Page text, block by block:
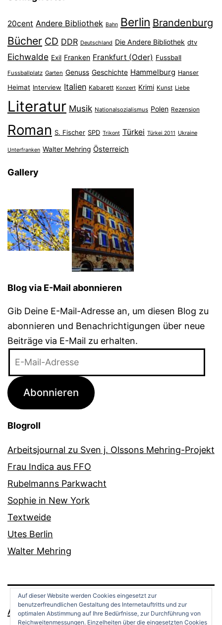
20cent Andere Bibliothek Bahn Berlin Brandenburg
Bücher CD DDR Deutschland Die Andere Bibliothek dtv
Eichwalde Exil Franken Frankfurt (Oder) Fussball
Fussballplatz Garten Genuss Geschichte Hammelburg Hanser
Heimat Interview Italien Kabarett Konzert Krimi Kunst Liebe
Literatur Musik Nationalsozialismus Polen Rezension
Roman S. Fischer SPD Trikont Türkei Türkei 2011 Ukraine
Unterfranken Walter Mehring Österreich
Gallery
Blog via E-Mail abonnieren
Gib Deine E-Mail-Adresse an, um diesen Blog zu
abonnieren und Benachrichtigungen über neue
Beiträge via E-Mail zu erhalten.
Adresse
Abonnieren
Blogroll
Arbeitsjournal zu Sven j. Olssons Mehring-Projekt
Frau Indica aus FFO
Rubelmanns Parkwacht
Sophie in New York
Textweide
Utes Berlin
Walter Mehring
ANDREAS OPPERMANN
Auf dieser Website werden Cookies eingesetzt zur
benutzerfreundlichen Gestaltung des Internetauftritts und zur
optimalen Abstimmung auf Ihre Bedürfnisse, zur Durchführung von
Reichweitenmessungen. Einzelheiten über die eingesetzten Cookies